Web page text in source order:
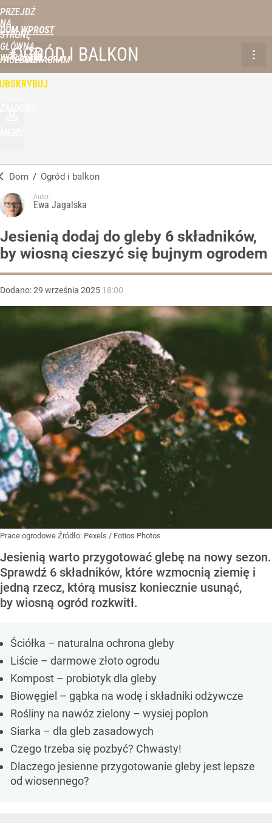
PRZEJDŹ
NA
STRONĘ
GŁÓWNĄ
WPROST.PL
DOM WPROST
FACEBOOKINSTAGRAM
OGRÓD I BALKON
Dom / Ogród i balkon
Autor:
Ewa Jagalska
Jesienią dodaj do gleby 6 składników,
by wiosną cieszyć się bujnym ogrodem
Dodano:29 września 2025 18:00
Prace ogrodowe Źródło: Pexels / Fotios Photos
Jesienią warto przygotować glebę na nowy sezon.
Sprawdź 6 składników, które wzmocnią ziemię i
jedną rzecz, którą musisz koniecznie usunąć,
by wiosną ogród rozkwitł.
Ściółka – naturalna ochrona gleby
Liście – darmowe złoto ogrodu
Kompost – probiotyk dla gleby
Biowęgiel – gąbka na wodę i składniki odżywcze
Rośliny na nawóz zielony – wysiej poplon
Siarka – dla gleb zasadowych
Czego trzeba się pozbyć? Chwasty!
Dlaczego jesienne przygotowanie gleby jest lepsze
od wiosennego?